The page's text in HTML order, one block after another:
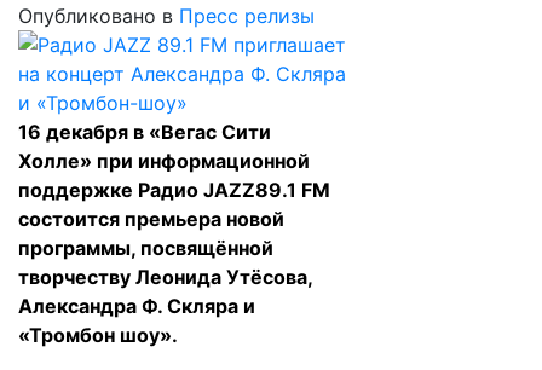
Опубликовано в Пресс релизы
16 декабря в «Вегас Сити
Холле» при информационной
поддержке Радио JAZZ89.1 FM
состоится премьера новой
программы, посвящённой
творчеству Леонида Утёсова,
Александра Ф. Скляра и
«Тромбон шоу».